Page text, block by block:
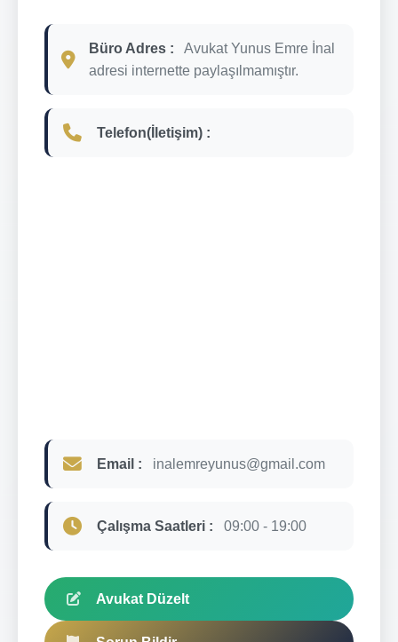
Büro Adres :
Avukat Yunus Emre İnal
adresi internette paylaşılmamıştır.
Telefon(İletişim) :
Email : inalemreyunus@gmail.com
Çalışma Saatleri : 09:00 - 19:00
Avukat Düzelt